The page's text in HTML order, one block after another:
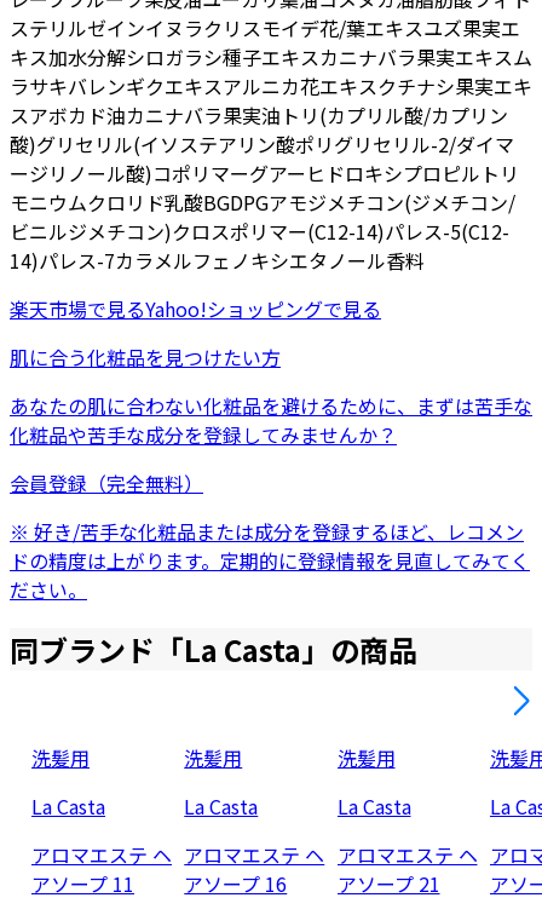
ステリルゼインイヌラクリスモイデ花/葉エキスユズ果実エ
キス加水分解シロガラシ種子エキスカニナバラ果実エキスム
ラサキバレンギクエキスアルニカ花エキスクチナシ果実エキ
スアボカド油カニナバラ果実油 トリ(カプリル酸/カプリン
酸)グリセリル(イソステアリン酸ポリグリセリル-2/ダイマ
ージリノール酸)コポリマーグアーヒドロキシプロピルトリ
モニウムクロリド乳酸BGDPGアモジメチコン(ジメチコン/
ビニルジメチコン)クロスポリマー(C12-14)パレス-5(C12-
14)パレス-7カラメルフェノキシエタノール香料
楽天市場で見るYahoo!ショッピングで見る
肌に合う化粧品を見つけたい方
あなたの肌に合わない化粧品を避けるために、まずは苦手な
化粧品や苦手な成分を登録してみませんか？
会員登録（完全無料）
※ 好き/苦手な化粧品または成分を登録するほど、レコメン
ドの精度は上がります。定期的に登録情報を見直してみてく
ださい。
同ブランド「La Casta」の商品
洗髪用
La Casta
アロマエステ ヘ
アソープ 11
洗髪用
La Casta
アロマエステ ヘ
アソープ 16
洗髪用
La Casta
アロマエステ ヘ
アソープ 21
洗髪
La
アロ
アソ